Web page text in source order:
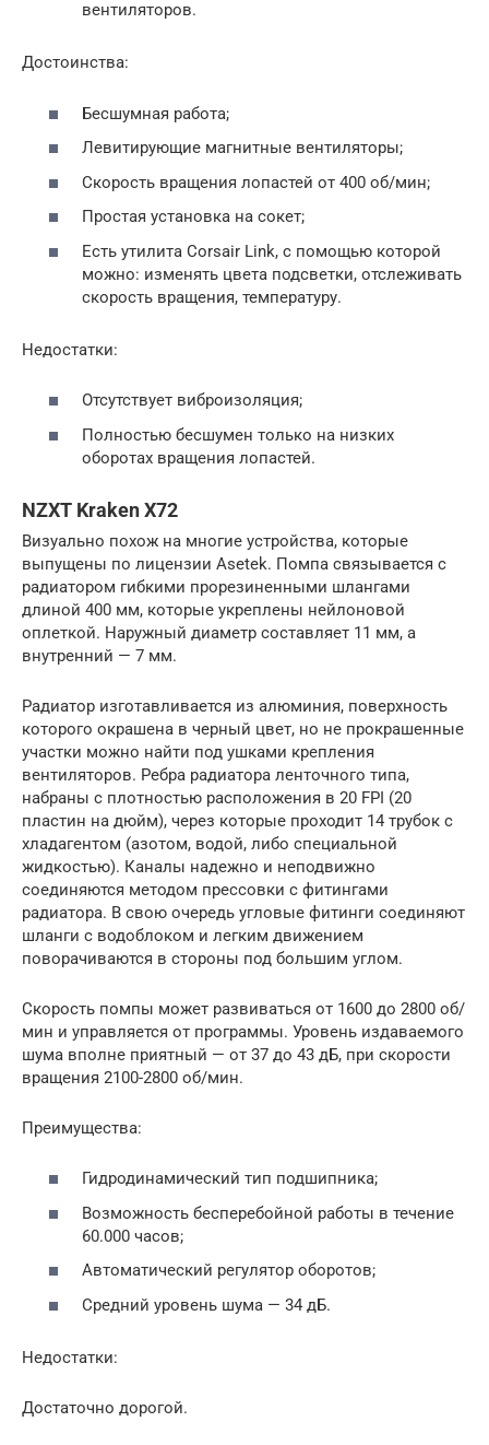
вентиляторов.
Достоинства:
Бесшумная работа;
Левитирующие магнитные вентиляторы;
Скорость вращения лопастей от 400 об/мин;
Простая установка на сокет;
Есть утилита Corsair Link, с помощью которой
можно: изменять цвета подсветки, отслеживать
скорость вращения, температуру.
Недостатки:
Отсутствует виброизоляция;
Полностью бесшумен только на низких
оборотах вращения лопастей.
NZXT Kraken X72
Визуально похож на многие устройства, которые
выпущены по лицензии Asetek. Помпа связывается с
радиатором гибкими прорезиненными шлангами
длиной 400 мм, которые укреплены нейлоновой
оплеткой. Наружный диаметр составляет 11 мм, а
внутренний — 7 мм.
Радиатор изготавливается из алюминия, поверхность
которого окрашена в черный цвет, но не прокрашенные
участки можно найти под ушками крепления
вентиляторов. Ребра радиатора ленточного типа,
набраны с плотностью расположения в 20 FPI (20
пластин на дюйм), через которые проходит 14 трубок с
хладагентом (азотом, водой, либо специальной
жидкостью). Каналы надежно и неподвижно
соединяются методом прессовки с фитингами
радиатора. В свою очередь угловые фитинги соединяют
шланги с водоблоком и легким движением
поворачиваются в стороны под большим углом.
Скорость помпы может развиваться от 1600 до 2800 об/
мин и управляется от программы. Уровень издаваемого
шума вполне приятный — от 37 до 43 дБ, при скорости
вращения 2100-2800 об/мин.
Преимущества:
Гидродинамический тип подшипника;
Возможность бесперебойной работы в течение
60.000 часов;
Автоматический регулятор оборотов;
Средний уровень шума — 34 дБ.
Недостатки:
Достаточно дорогой.